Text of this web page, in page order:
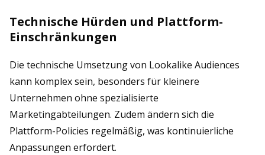
Technische Hürden und Plattform-
Einschränkungen
Die technische Umsetzung von Lookalike Audiences
kann komplex sein, besonders für kleinere
Unternehmen ohne spezialisierte
Marketingabteilungen. Zudem ändern sich die
Plattform-Policies regelmäßig, was kontinuierliche
Anpassungen erfordert.